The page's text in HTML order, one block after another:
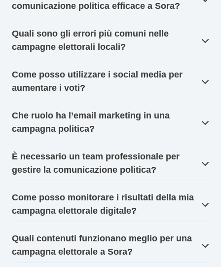
comunicazione politica efficace a Sora?
Quali sono gli errori più comuni nelle
campagne elettorali locali?
Come posso utilizzare i social media per
aumentare i voti?
Che ruolo ha l’email marketing in una
campagna politica?
È necessario un team professionale per
gestire la comunicazione politica?
Come posso monitorare i risultati della mia
campagna elettorale digitale?
Quali contenuti funzionano meglio per una
campagna elettorale a Sora?